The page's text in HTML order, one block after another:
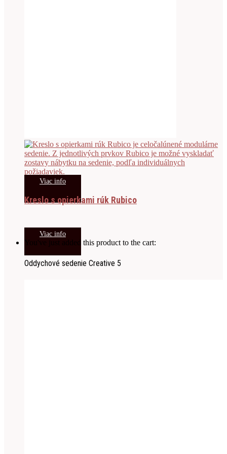
Viac info
Kreslo s opierkami rúk Rubico
Viac info
You've just added this product to the cart:
Oddychové sedenie Creative 5